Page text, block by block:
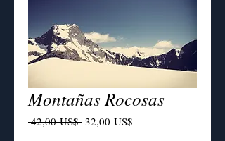
Montañas Rocosas
42,00 US$ Precio
32,00 US$